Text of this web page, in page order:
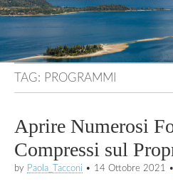
TAG: PROGRAMMI
Aprire Numerosi
Compressi sul
by Paola_Tacconi • 14 Ottobre 2021 •